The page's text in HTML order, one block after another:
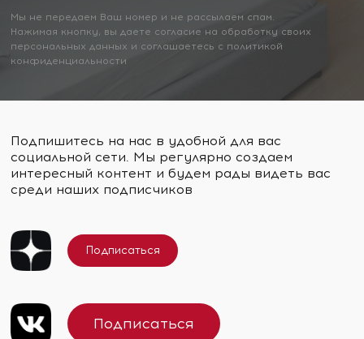
Мы не передаем Ваш номер и не рассылаем спам.
Нажимая кнопку, вы даете согласие на обработку своих
персональных данных и соглашаетесь с политикой
конфиденциальности
Подпишитесь на нас в удобной для вас
социальной сети. Мы регулярно создаем
интересный контент и будем рады видеть вас
среди наших подписчиков
Подписаться
Подписаться